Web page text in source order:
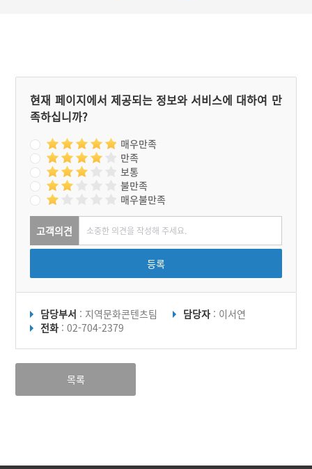
제당에 올라갔으나 지금은
인원이 부족해 풍물을 치지
않는다.산제당에서의 제의
는 대체로 일반적인 제의와
고 음식을 진설한 다음 소지
를 올리고 절을 한다. 소지
의 경우는 마을소지를 먼저
올린 다음 집안소지를 올린
다. 독축은 별도로 하지 않
는다. 소지를 마치면 제관은
고당으로 내려와 제의를 지
낸다. 제의가 끝나면 제관집
에 모여 음복을 하는 것으로
현재 페이지에서 제공되는 정보와 서비스에 대하여 만
족하십니까?
매우만족
만족
보통
불만족
매우불만족
고객의견
등록
담당부서 : 지역문화콘텐츠팀 담당자 : 이서연
전화 : 02-704-2379
목록